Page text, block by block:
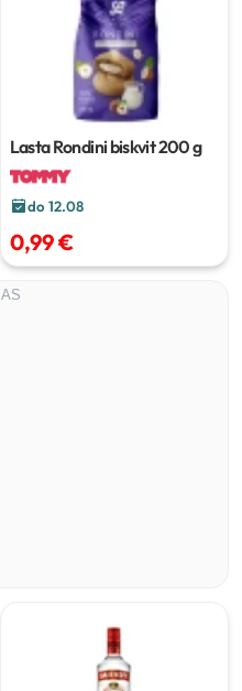
Lasta Rondini biskvit200 g
do 12.08
0,99 €